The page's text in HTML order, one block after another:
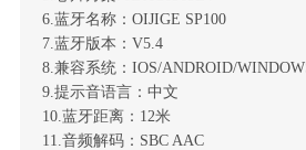
6.蓝牙名称：OIJIGE SP100
7.蓝牙版本：V5.4
8.兼容系统：IOS/ANDROID/
9.提示音语言：中文
10.蓝牙距离：12米
11.音频解码：SBC AAC